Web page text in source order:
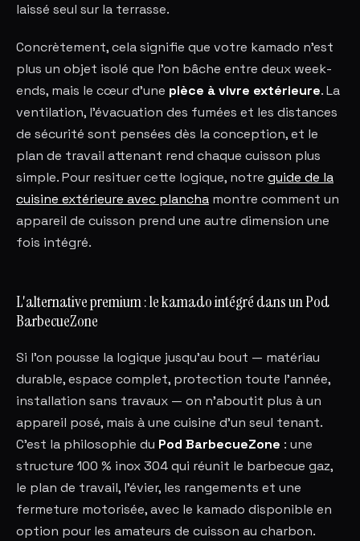
laissé seul sur la terrasse.
Concrètement, cela signifie que votre kamado n'est
plus un objet isolé que l'on bâche entre deux week-
ends, mais le cœur d'une pièce à vivre extérieure. La
ventilation, l'évacuation des fumées et les distances
de sécurité sont pensées dès la conception, et le
plan de travail attenant rend chaque cuisson plus
simple. Pour resituer cette logique, notre guide de la
cuisine extérieure avec plancha montre comment un
appareil de cuisson prend une autre dimension une
fois intégré.
L'alternative premium : le kamado intégré dans un Pod
BarbecueZone
Si l'on pousse la logique jusqu'au bout — matériau
durable, espace complet, protection toute l'année,
installation sans travaux — on n'aboutit plus à un
appareil posé, mais à une cuisine d'un seul tenant.
C'est la philosophie du Pod BarbecueZone : une
structure 100 % inox 304 qui réunit le barbecue gaz,
le plan de travail, l'évier, les rangements et une
fermeture motorisée, avec le kamado disponible en
option pour les amateurs de cuisson au charbon.